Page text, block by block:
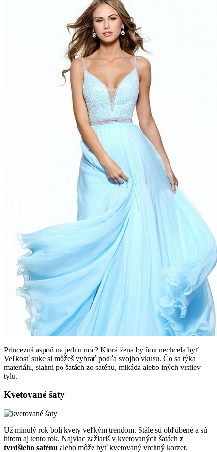
Princezná aspoň na jednu noc? Ktorá žena by ňou nechcela byť.
Veľkosť suke si môžeš vybrať podľa svojho vkusu. Čo sa týka
materiálu, siahni po šatách zo saténu, mikáda alebo iných vrstiev
tylu.
Kvetované šaty
Už minulý rok boli kvety veľkým trendom. Stále sú obľúbené a sú
hitom aj tento rok. Najviac zažiariš v kvetovaných šatách z
tvrdšieho saténu alebo môže byť kvetovaný vrchný korzet.